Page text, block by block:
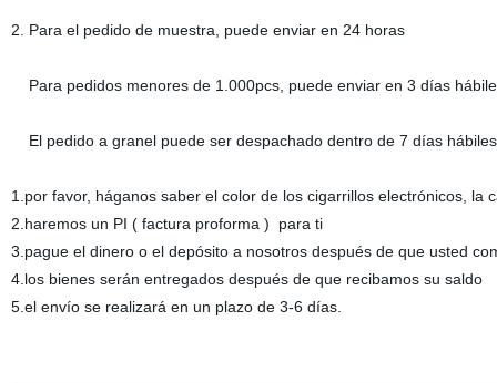
2. Para el pedido de muestra, puede enviar en 24 horas
Para pedidos menores de 1.000pcs, puede enviar en 3 días
El pedido a granel puede ser despachado dentro de 7 días
1.por favor, háganos saber el color de los cigarrillos electrónicos,
2.haremos un PI ( factura proforma ) para ti
3.pague el dinero o el depósito a nosotros después de que usted
4.los bienes serán entregados después de que recibamos su saldo
5.el envío se realizará en un plazo de 3-6 días.